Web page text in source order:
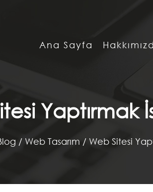
Ana Sayfa
Yaptırmak
/ Web Tasarım / Web Sitesi